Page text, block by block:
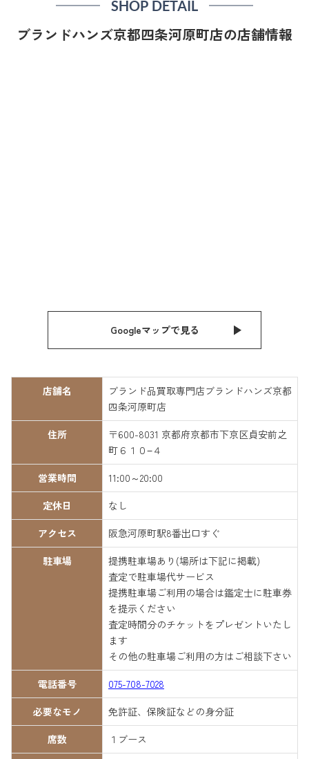
SHOP DETAIL
ブランドハンズ京都四条河原町店の店舗情報
Googleマップで見る
店舗名
ブランド品買取専門店ブランドハンズ京都
四条河原町店
住所
〒600-8031 京都府京都市下京区貞安前之
町６１０−４
営業時間
11:00～20:00
定休日
なし
アクセス
阪急河原町駅8番出口すぐ
駐車場
提携駐車場あり(場所は下記に掲載)
査定で駐車場代サービス
提携駐車場ご利用の場合は鑑定士に駐車券
を提示ください
査定時間分のチケットをプレゼントいたし
ます
その他の駐車場ご利用の方はご相談下さい
電話番号
075-708-7028
必要なモノ
免許証、保険証などの身分証
席数
１ブース